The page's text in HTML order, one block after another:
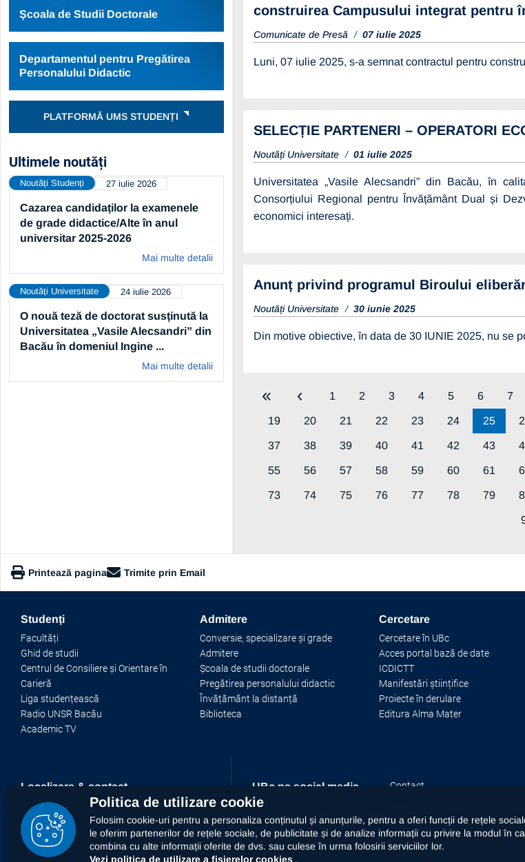
Școala de Studii Doctorale
Departamentul pentru Pregătirea
Personalului Didactic
PLATFORMĂ UMS STUDENȚI
Ultimele noutăți
Cazarea candidaților la examenele
de grade didactice/Alte în anul
universitar 2025-2026
Mai multe detalii
Noutăți Studenți 27 iulie 2026
O nouă teză de doctorat susținută la
Universitatea „Vasile Alecsandri” din
Bacău în domeniul Ingine ...
Mai multe detalii
Noutăți Universitate 24 iulie 2026
construirea Campusului integrat pentru
Comunicate de Presă 07 iulie 2025
Luni, 07 iulie 2025, s-a semnat contractul pentru
SELECȚIE PARTENERI – OPERATORI
Noutăți Universitate 01 iulie 2025
Universitatea „Vasile Alecsandri” din Bacău, în
Consorțiului Regional pentru Învățământ Dual și
economici interesați.
Anunț privind programul Biroului
Noutăți Universitate 30 iunie 2025
Din motive obiective, în data de 30 IUNIE 2025, nu se
1 2 3 4 5 6 7
19 20 21 22 23 24 25
37 38 39 40 41 42 43
55 56 57 58 59 60 61
73 74 75 76 77 78 79
Printează pagina Trimite prin Email
https://www.ub.ro/stiri-si-evenimente/toate-noutatile
Copiază link
Studenți
Facultăți
Ghid de studii
Centrul de Consiliere și Orientare în
Carieră
Liga studențească
Radio UNSR Bacău
Academic TV
Admitere
Conversie, specializare și grade
Admitere
Școala de studii doctorale
Pregătirea personalului didactic
Învățământ la distanță
Biblioteca
Cercetare
Cercetare în UBc
Acces portal bază de date
ICDICTT
Manifestări științifice
Proiecte în derulare
Editura Alma Mater
Localizare & contact
Calea Mărășești, nr. 157, 600115
Bacău, Jud. Bacău, România
Tel:0234 542 411,Fax: 0234 545753
UBc pe social media Contact
Universitatea „Vasile
mijloace automatizate.
© 2026 Universitatea
Politica de utilizare cookie
Folosim cookie-uri pentru a personaliza conținutul și anunțurile, pentru a oferi funcții de rețele
le oferim partenerilor de rețele sociale, de publicitate și de analize informații cu privire la modul în
combina cu alte informații oferite de dvs. sau culese în urma folosirii serviciilor lor.
Vezi politica de utilizare a fișierelor cookies .